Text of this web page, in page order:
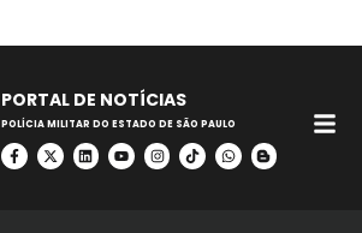
PORTAL DE NOTÍCIAS
POLÍCIA MILITAR DO ESTADO DE SÃO PAULO